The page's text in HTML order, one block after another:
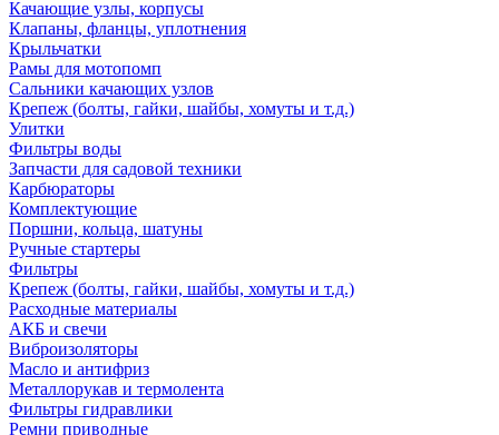
Качающие узлы, корпусы
Клапаны, фланцы, уплотнения
Крыльчатки
Рамы для мотопомп
Сальники качающих узлов
Крепеж (болты, гайки, шайбы, хомуты и т.д.)
Улитки
Фильтры воды
Запчасти для садовой техники
Карбюраторы
Комплектующие
Поршни, кольца, шатуны
Ручные стартеры
Фильтры
Крепеж (болты, гайки, шайбы, хомуты и т.д.)
Расходные материалы
АКБ и свечи
Виброизоляторы
Масло и антифриз
Металлорукав и термолента
Фильтры гидравлики
Ремни приводные